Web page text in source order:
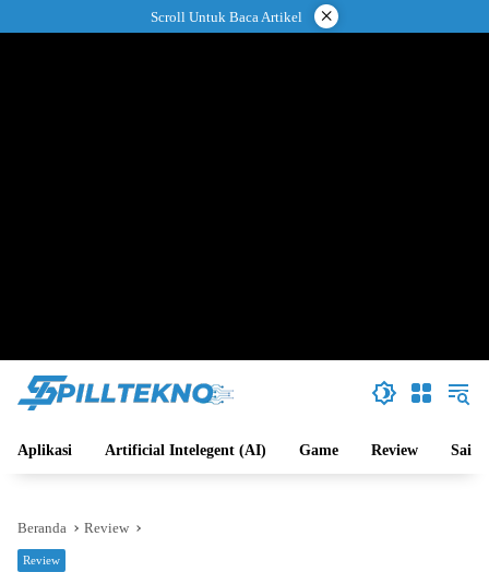
ke
Scroll Untuk Baca Artikel ×
Aplikasi Artificial Intelegent (AI) Game Review Sains
Beranda Review
Review